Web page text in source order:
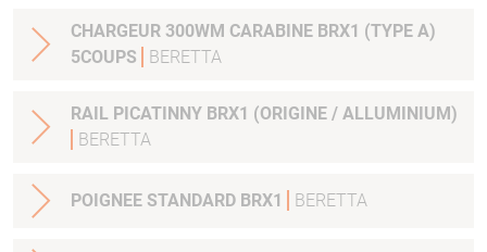
CHARGEUR 300WM CARABINE BRX1 (TYPE A)
5COUPS
BERETTA
RAIL PICATINNY BRX1 (ORIGINE / ALLUMINIUM)
BERETTA
POIGNEE STANDARD BRX1 BERETTA